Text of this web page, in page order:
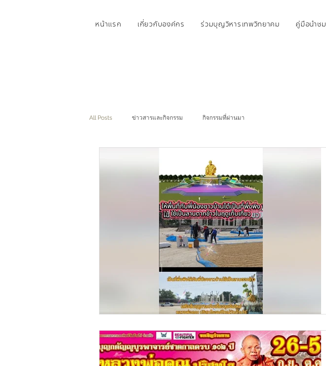
หน้าแรก เกี่ยวกับองค์กร ร่วมบุญวิหารเทพวิทยาคม คู่มือนำชม
All Posts ข่าวสารและกิจกรรม กิจกรรมที่ผ่านมา